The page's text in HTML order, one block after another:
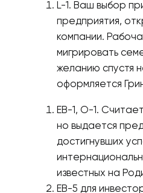
L-1. Ваш выбор
предприятия,
компании.
мигрировать
желанию спустя
оформляется
ЕВ-1, О-1.
но выдается
достигнувших
известных на
ЕВ-5 для